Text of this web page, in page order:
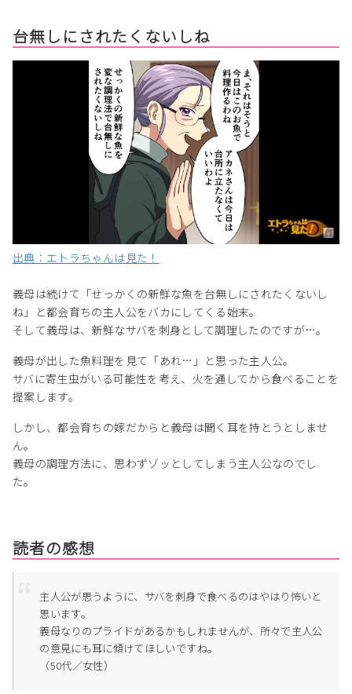
台無しにされたくないしね
出典：エトラちゃんは見た！
義母は続けて「せっかくの新鮮な魚を台無しにされたくないし
ね」と都会育ちの主人公をバカにしてくる始末。
そして義母は、新鮮なサバを刺身として調理したのですが…。
義母が出した魚料理を見て「あれ…」と思った主人公。
サバに寄生虫がいる可能性を考え、火を通してから食べることを
提案します。
しかし、都会育ちの嫁だからと義母は聞く耳を持とうとしませ
ん。
義母の調理方法に、思わずゾッとしてしまう主人公なのでし
た。
読者の感想
主人公が思うように、サバを刺身で食べるのはやはり怖いと
思います。
義母なりのプライドがあるかもしれませんが、所々で主人公
の意見にも耳に傾けてほしいですね。
（50代／女性）